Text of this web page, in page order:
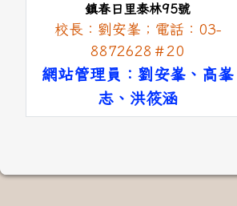
鎮春日里泰林95號
校長：劉安峯；電話：03-
8872628＃20
網站管理員：劉安峯、高峯
志、洪筱涵